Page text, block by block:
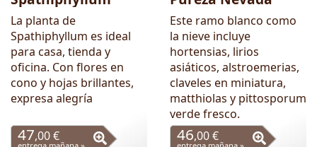
La planta de
Spathiphyllum es ideal
para casa, tienda y
oficina. Con flores en
cono y hojas brillantes,
expresa alegría
47,00 €
Este ramo blanco como
la nieve incluye
hortensias, lirios
asiáticos, alstroemerias,
claveles en miniatura,
matthiolas y pittosporum
verde fresco.
46,00 €